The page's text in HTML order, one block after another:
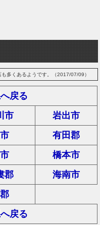
多くあるようです。（2017/07/09）
戻る
市
岩出市
有田郡
橋本市
郡
海南市
戻る